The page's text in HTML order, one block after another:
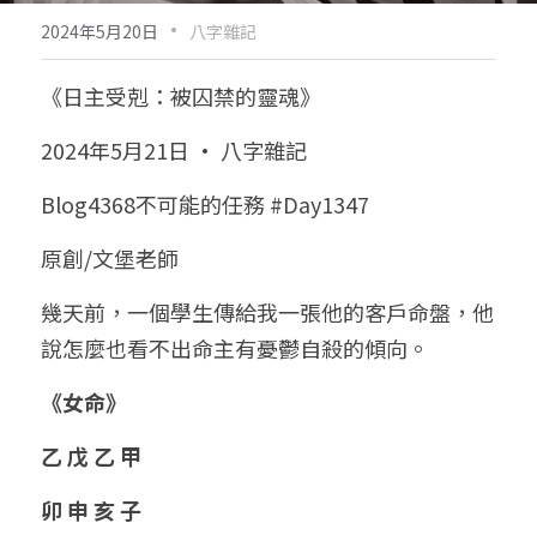
後天派陽宅
黃金會員專區
八字雜記
心靈成長
人氣最高
站長精選
臉書生活
好書推廌
試閱專區
Podcast聽書
團隊訓練營
八字視頻
陽宅視頻
線上直播
自我挑戰
線上學苑
八字初階班1
八字初階班2
八字進階班
八字中階班
八字高階班
五人實戰班
五行計算初階班
五行計算高階班
命理商城
八字完整班
《十神高階實戰錄》完整典藏版
科學八字推理PDF
八字批命
小兒命名
我的著作
科學八字推理1
科學八字推理2
科學八字推理3
科學八字輕鬆學
輕鬆學會科學八字推理
與我預約
批命預約
上課預約
常見問題
FB粉絲頁
登錄 /註冊
support@p8zicourse.com
2024年5月20日 · 八字雜記
《日主受剋：被囚禁的靈魂》
2024年5月21日 · 八字雜記
Blog4368不可能的任務 #Day1347
原創/文堡老師
幾天前，一個學生傳給我一張他的客戶命盤，他
說怎麼也看不出命主有憂鬱自殺的傾向。
《女命》
乙 戊 乙 甲
卯 申 亥 子